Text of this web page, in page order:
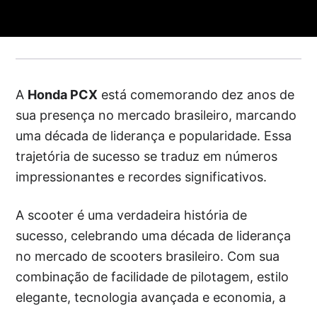
A Honda PCX está comemorando dez anos de
sua presença no mercado brasileiro, marcando
uma década de liderança e popularidade. Essa
trajetória de sucesso se traduz em números
impressionantes e recordes significativos.
A scooter é uma verdadeira história de
sucesso, celebrando uma década de liderança
no mercado de scooters brasileiro. Com sua
combinação de facilidade de pilotagem, estilo
elegante, tecnologia avançada e economia, a